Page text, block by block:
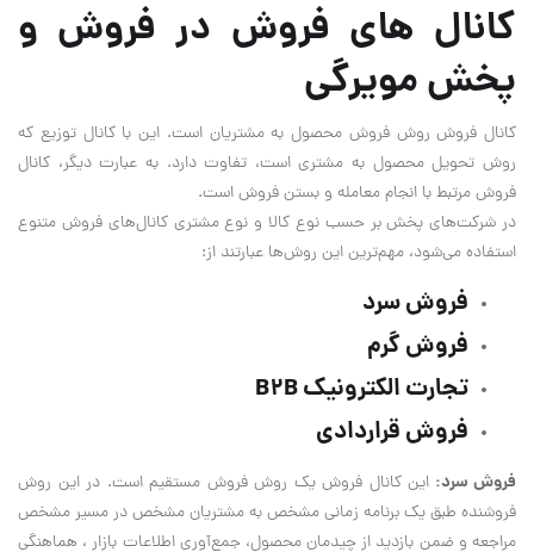
کانال های فروش در فروش و
پخش مویرگی
کانال فروش روش فروش محصول به مشتریان است. این با کانال توزیع که
روش تحویل محصول به مشتری است، تفاوت دارد. به عبارت دیگر، کانال
فروش مرتبط با انجام معامله و بستن فروش است.
در شرکت‌های پخش بر حسب نوع کالا و نوع مشتری کانال‌های فروش متنوع
استفاده می‌شود، مهم‌ترین این روش‌ها عبارتند از:
فروش سرد
فروش گرم
تجارت الکترونیک B2B
فروش قراردادی
فروش سرد: این کانال فروش یک روش فروش مستقیم است. در این روش
فروشنده طبق یک برنامه زمانی مشخص به مشتریان مشخص در مسیر مشخص
مراجعه و ضمن بازدید از چیدمان محصول، جمع‌آوری اطلاعات بازار ، هماهنگی